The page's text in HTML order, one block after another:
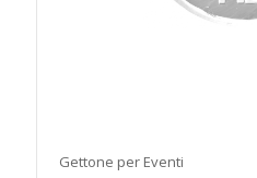
Gettone per Eventi